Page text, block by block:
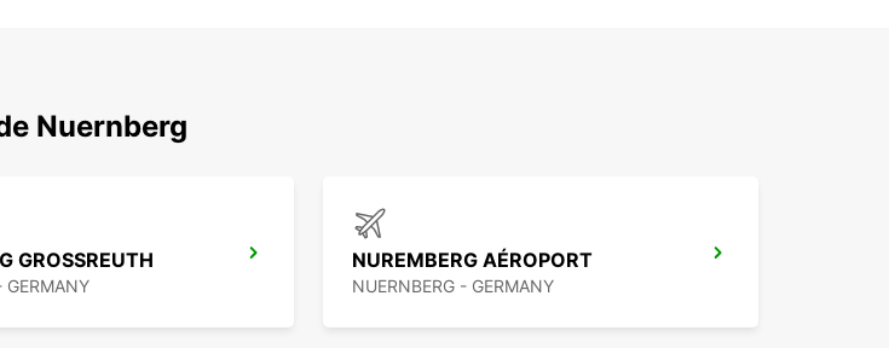
Nuernberg
GROSSREUTH
GERMANY
NUREMBERG AÉROPORT
NUERNBERG - GERMANY